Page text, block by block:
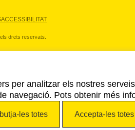
ACCESSIBILITAT
drets reservats.
per analitzar els nostres
navegació. Pots obtenir més
les totes Accepta-les totes